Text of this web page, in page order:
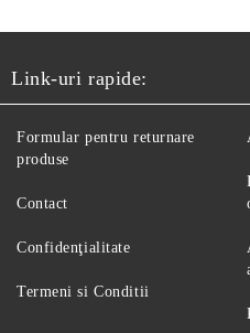
Link-uri rapide:
Formular pentru returnare
produse
Contact
Confidenţialitate
Termeni si Conditii